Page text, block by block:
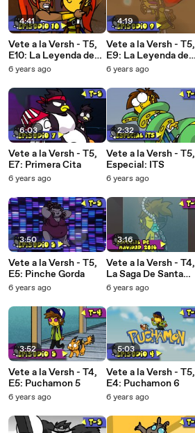
4:41
Vete a la Versh - T5,
E10: La Leyenda de
Melda - Parte Ix-2
6 years ago
6:03
Vete a la Versh - T5,
E7: Primera Cita
6 years ago
3:50
Vete a la Versh - T5,
E5: Pinche Gorda
6 years ago
3:52
Vete a la Versh - T4,
E5: Puchamon 5
6 years ago
4:19
Vete a la Versh - T5,
E9: La Leyenda de
Melda - Parte IX-1
6 years ago
2:32
Vete a la Versh - T5,
Especial: ITS
6 years ago
3:16
Vete a la Versh - T4,
La Saga De Santa
Claus - Parte 5
6 years ago
5:03
Vete a la Versh - T5,
E4: Puchamon 6
6 years ago